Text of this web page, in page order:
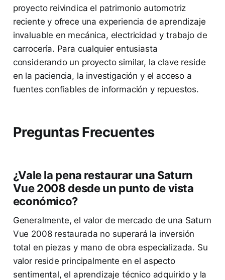
proyecto reivindica el patrimonio automotriz
reciente y ofrece una experiencia de aprendizaje
invaluable en mecánica, electricidad y trabajo de
carrocería. Para cualquier entusiasta
considerando un proyecto similar, la clave reside
en la paciencia, la investigación y el acceso a
fuentes confiables de información y repuestos.
Preguntas Frecuentes
¿Vale la pena restaurar una Saturn
Vue 2008 desde un punto de vista
económico?
Generalmente, el valor de mercado de una Saturn
Vue 2008 restaurada no superará la inversión
total en piezas y mano de obra especializada. Su
valor reside principalmente en el aspecto
sentimental, el aprendizaje técnico adquirido y la